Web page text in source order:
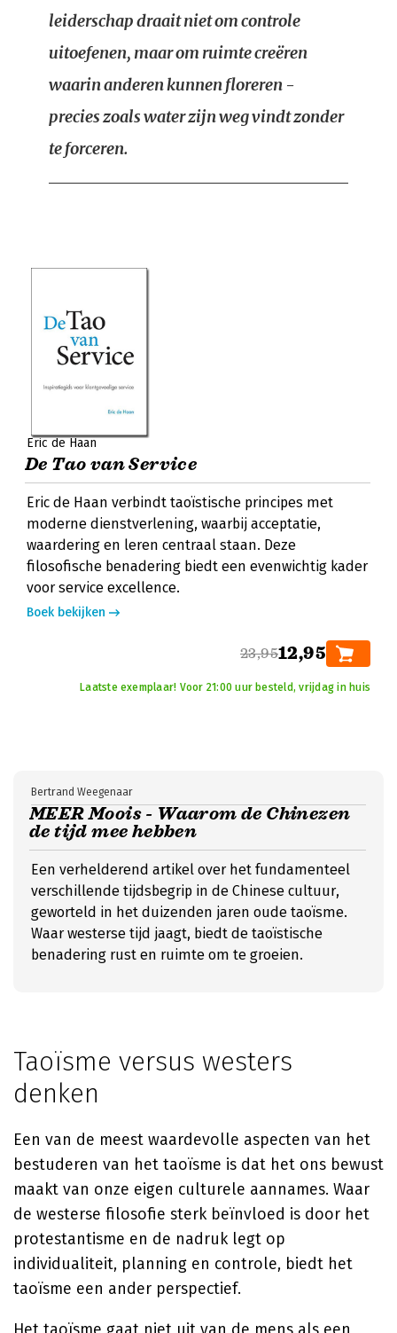
leiderschap draait niet om controle
uitoefenen, maar om ruimte creëren
waarin anderen kunnen floreren -
precies zoals water zijn weg vindt zonder
te forceren.
Eric de Haan
De Tao van Service
Eric de Haan verbindt taoïstische principes met
moderne dienstverlening, waarbij acceptatie,
waardering en leren centraal staan. Deze
filosofische benadering biedt een evenwichtig kader
voor service excellence.
Boek bekijken
23,9512,95
Laatste exemplaar! Voor 21:00 uur besteld, vrijdag in huis
MEER Moois - Waarom de Chinezen
de tijd mee hebben
Bertrand Weegenaar
Een verhelderend artikel over het fundamenteel
verschillende tijdsbegrip in de Chinese cultuur,
geworteld in het duizenden jaren oude taoïsme.
Waar westerse tijd jaagt, biedt de taoïstische
benadering rust en ruimte om te groeien.
Taoïsme versus westers
denken
Een van de meest waardevolle aspecten van het
bestuderen van het taoïsme is dat het ons bewust
maakt van onze eigen culturele aannames. Waar
de westerse filosofie sterk beïnvloed is door het
protestantisme en de nadruk legt op
individualiteit, planning en controle, biedt het
taoïsme een ander perspectief.